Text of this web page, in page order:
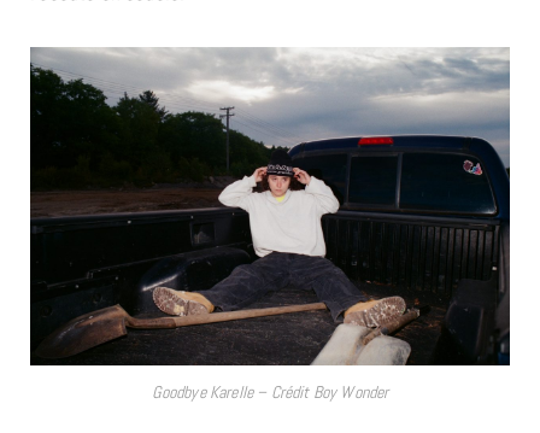
Goodbye Karelle – Crédit Boy Wonder